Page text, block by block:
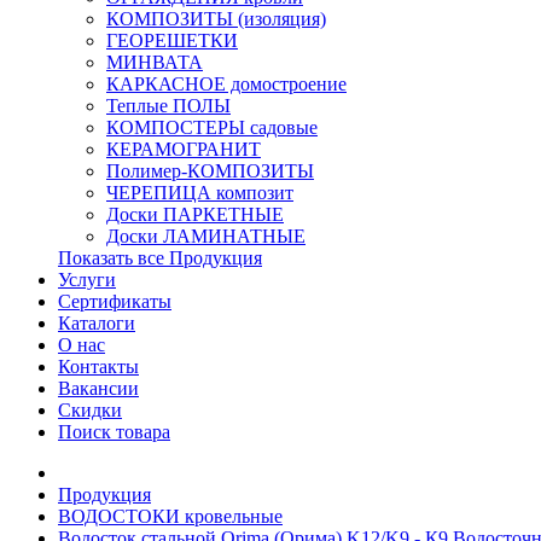
КОМПОЗИТЫ (изоляция)
ГЕОРЕШЕТКИ
МИНВАТА
КАРКАСНОЕ домостроение
Теплые ПОЛЫ
КОМПОСТЕРЫ садовые
КЕРАМОГРАНИТ
Полимер-КОМПОЗИТЫ
ЧЕРЕПИЦА композит
Доски ПАРКЕТНЫЕ
Доски ЛАМИНАТНЫЕ
Показать все Продукция
Услуги
Сертификаты
Каталоги
О нас
Контакты
Вакансии
Скидки
Поиск товара
Продукция
ВОДОСТОКИ кровельные